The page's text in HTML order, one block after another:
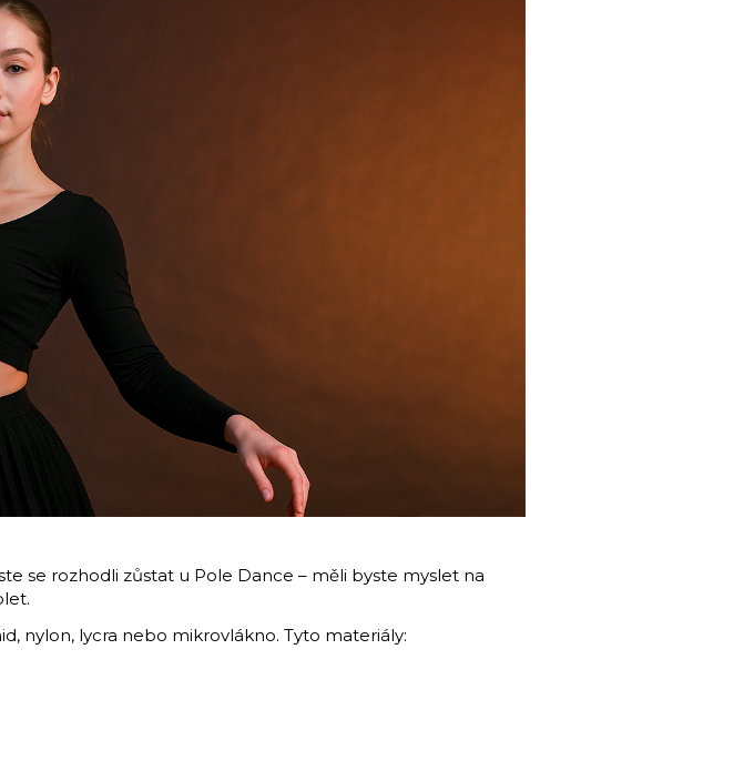
se rozhodli zůstat u Pole Dance – měli byste myslet na
nylon, lycra nebo mikrovlákno. Tyto materiály: